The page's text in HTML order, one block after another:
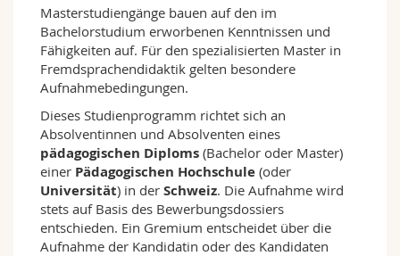
Linguistik und zur allgemeinen Didaktik. Auch
ein Unterrichtspraktikum und (bei den
OptionenEnglisch undItalienisch) ein
Austauschsemester sind im Programm
enthalten. Einige Wahlveranstaltungen
ermöglichen es, Schwerpunkte zu setzen.
Freiburger Profil
Die bilinguale Universität Freiburg ist die
einzige Universität in der Schweiz, die einen
Master in Fremdsprachendidaktik anbietet. Die
Lage der Stadt auf der Sprachgrenze ermöglicht
es den Studierenden in idealer Weise, Einblicke
Masterstudiengänge bauen auf den im
Bachelorstudium erworbenen Kenntnissen und
Fähigkeiten auf. Für den spezialisierten Master in
Fremdsprachendidaktik gelten besondere
Aufnahmebedingungen.
Dieses Studienprogramm richtet sich an
Absolventinnen und Absolventen eines
pädagogischen Diploms (Bachelor oder Master)
einer Pädagogischen Hochschule (oder
Universität) in der Schweiz. Die Aufnahme wird
stets auf Basis des Bewerbungsdossiers
entschieden. Ein Gremium entscheidet über die
Aufnahme der Kandidatin oder des Kandidaten